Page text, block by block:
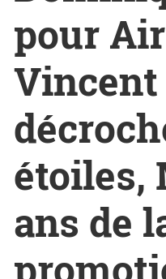
pour
Vincent
étoiles,
ans de